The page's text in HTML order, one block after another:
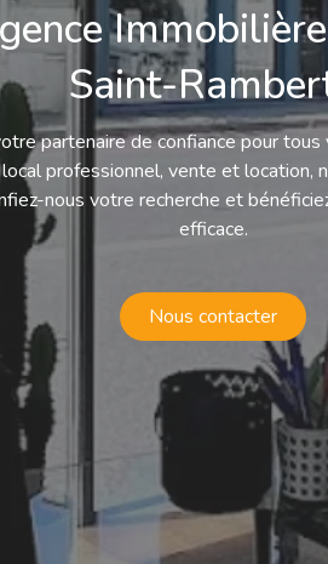
Saint-
partenaire de confiance pour
professionnel, vente et location,
nous votre recherche et
efficace.
Nous contacter